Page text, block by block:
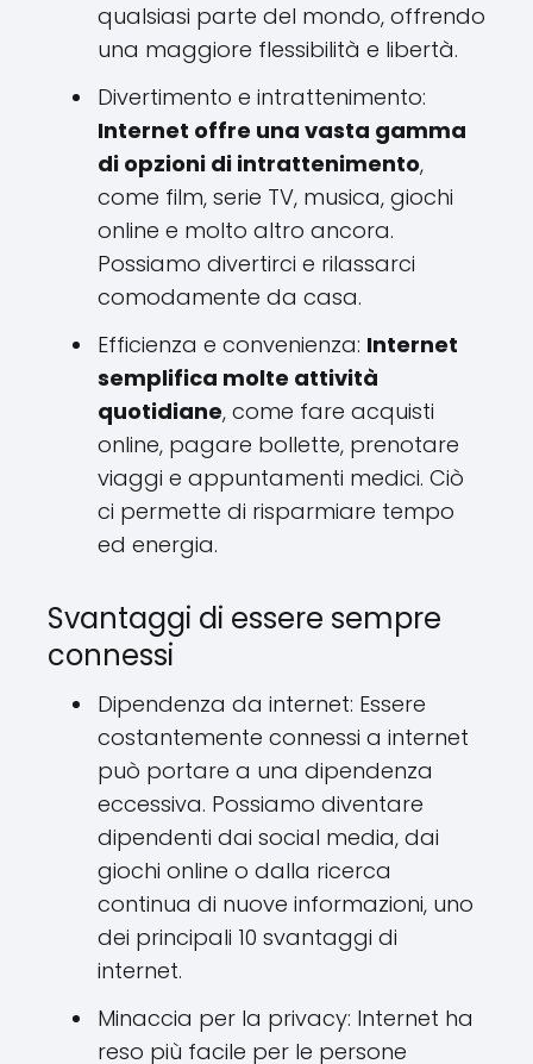
qualsiasi parte del mondo, offrendo
una maggiore flessibilità e libertà.
Divertimento e intrattenimento:
Internet offre una vasta gamma
di opzioni di intrattenimento,
come film, serie TV, musica, giochi
online e molto altro ancora.
Possiamo divertirci e rilassarci
comodamente da casa.
Efficienza e convenienza: Internet
semplifica molte attività
quotidiane, come fare acquisti
online, pagare bollette, prenotare
viaggi e appuntamenti medici. Ciò
ci permette di risparmiare tempo
ed energia.
Svantaggi di essere sempre
connessi
Dipendenza da internet: Essere
costantemente connessi a internet
può portare a una dipendenza
eccessiva. Possiamo diventare
dipendenti dai social media, dai
giochi online o dalla ricerca
continua di nuove informazioni, uno
dei principali 10 svantaggi di
internet.
Minaccia per la privacy: Internet ha
reso più facile per le persone